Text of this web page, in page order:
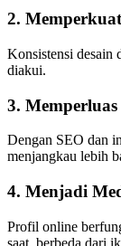
2.
Konsistensi desain
diakui.
3.
Dengan SEO dan
menjangkau lebih
4. Menjadi
Profil online
saat, berbeda dari